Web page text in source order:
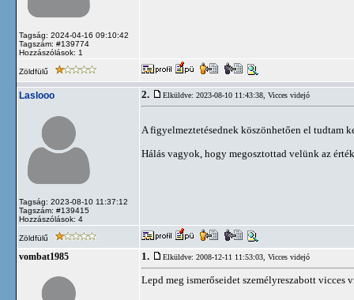
Tagság: 2024-04-16 09:10:42
Tagszám: #139774
Hozzászólások: 1
Zöldfülű
Laslooo
Tagság: 2023-08-10 11:37:12
Tagszám: #139415
Hozzászólások: 4
2. Elküldve: 2023-08-10 11:43:38, Vicces videjó
A figyelmeztetésednek köszönhetően el tudtam
Hálás vagyok, hogy megosztottad velünk az
Zöldfülű
vombat1985 1. Elküldve: 2008-12-11 11:53:03, Vicces videjó
Lepd meg ismerőseidet személyreszabott vicces